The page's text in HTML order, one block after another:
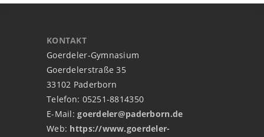
KONTAKT
Goerdeler-Gymnasium
Goerdelerstraße 35
33102 Paderborn
Telefon: 05251-8814350
E-Mail:goerdeler@paderborn.de
Web: https://www.goerdeler-